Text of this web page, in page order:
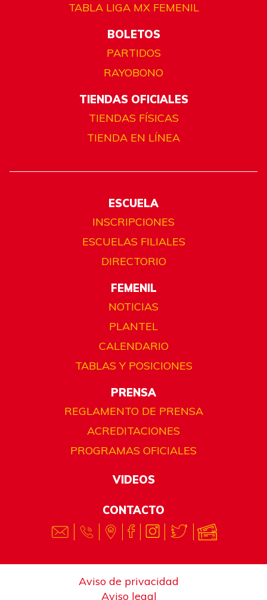
TABLA LIGA MX FEMENIL
BOLETOS
PARTIDOS
RAYOBONO
TIENDAS OFICIALES
TIENDAS FÍSICAS
TIENDA EN LÍNEA
ESCUELA
INSCRIPCIONES
ESCUELAS FILIALES
DIRECTORIO
FEMENIL
NOTICIAS
PLANTEL
CALENDARIO
TABLAS Y POSICIONES
PRENSA
REGLAMENTO DE PRENSA
ACREDITACIONES
PROGRAMAS OFICIALES
VIDEOS
CONTACTO
Aviso de privacidad
Aviso legal